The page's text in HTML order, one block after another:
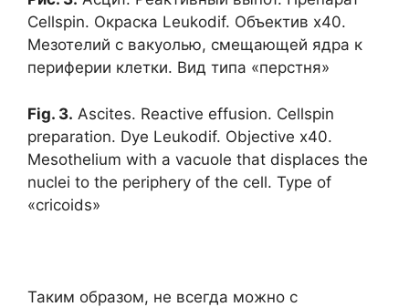
Cellspin. Окраска Leukodif. Объектив х40.
Мезотелий с вакуолью, смещающей ядра к
периферии клетки. Вид типа «перстня»
Fig. 3. Ascites. Reactive effusion. Cellspin
preparation. Dye Leukodif. Objective x40.
Mesothelium with a vacuole that displaces the
nuclei to the periphery of the cell. Type of
«cricoids»
Таким образом, не всегда можно с